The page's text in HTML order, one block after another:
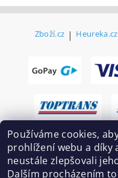
Zboží.cz | Heureka.cz
Používáme cookies,
prohlížení webu a díky
neustále zlepšovali
Dalším procházením